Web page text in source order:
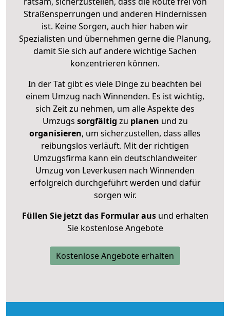
Straßensperrungen und anderen Hindernissen
ist. Keine Sorgen, auch hier haben wir
Spezialisten und übernehmen gerne die Planung,
damit Sie sich auf andere wichtige Sachen
konzentrieren können.
In der Tat gibt es viele Dinge zu beachten bei
einem Umzug nach Winnenden. Es ist wichtig,
sich Zeit zu nehmen, um alle Aspekte des
Umzugs sorgfältig zu planen und zu
organisieren, um sicherzustellen, dass alles
reibungslos verläuft. Mit der richtigen
Umzugsfirma kann ein deutschlandweiter
Umzug von Leverkusen nach Winnenden
erfolgreich durchgeführt werden und dafür
sorgen wir.
Füllen Sie jetzt das Formular ausund erhalten
Sie kostenlose Angebote
Kostenlose Angebote erhalten